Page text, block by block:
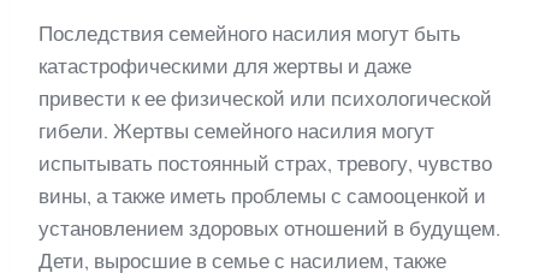
Последствия семейного насилия могут быть
катастрофическими для жертвы и даже
привести к ее физической или психологической
гибели. Жертвы семейного насилия могут
испытывать постоянный страх, тревогу, чувство
вины, а также иметь проблемы с самооценкой и
установлением здоровых отношений в будущем.
Дети, выросшие в семье с насилием, также